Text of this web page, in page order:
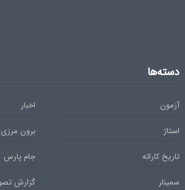
دسته‌ها
آزمون
اخبار
استاژ
برون مرزی
تاریخ کاراته
جام پارس
سمینار
گزارش